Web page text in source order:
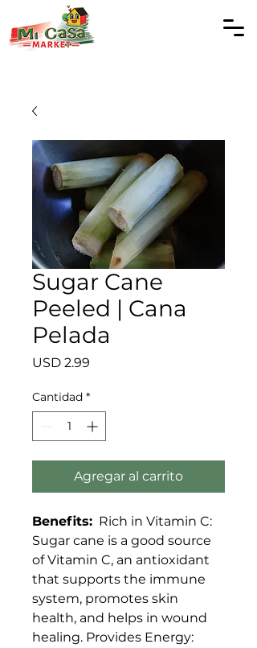
Sugar Cane
Peeled | Cana
Pelada
USD 2.99
Cantidad *
Agregar al carrito
Benefits: Rich in Vitamin C:
Sugar cane is a good source
of Vitamin C, an antioxidant
that supports the immune
system, promotes skin
health, and helps in wound
healing. Provides Energy: